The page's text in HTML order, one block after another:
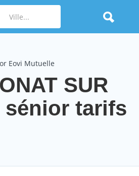
Eovi Mutuelle
SUR
sénior tarifs